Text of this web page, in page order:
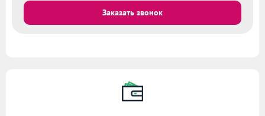
Заказать звонок